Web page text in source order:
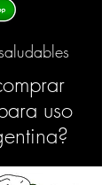
uso